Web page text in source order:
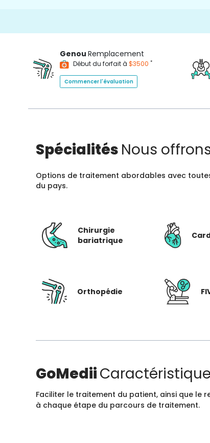
Genou Remplacement
Début du forfait à $3500 *
Commencer l'évaluation
Spécialités Nous
Options de traitement abordables avec
du pays.
Chirurgie
bariatrique
Orthopédie
GoMedii
Faciliter le traitement du patient, ainsi que le
à chaque étape du parcours de traitement.